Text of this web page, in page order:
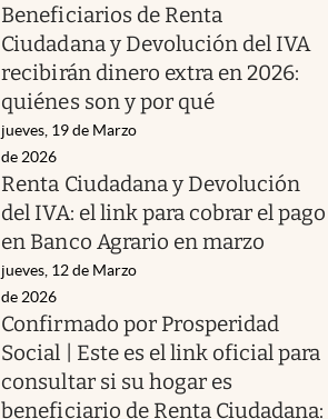
Beneficiarios de Renta
Ciudadana y Devolución del IVA
recibirán dinero extra en 2026:
quiénes son y por qué
jueves, 19 de Marzo
de 2026
Renta Ciudadana y Devolución
del IVA: el link para cobrar el pago
en Banco Agrario en marzo
jueves, 12 de Marzo
de 2026
Confirmado por Prosperidad
Social | Este es el link oficial para
consultar si su hogar es
beneficiario de Renta Ciudadana: